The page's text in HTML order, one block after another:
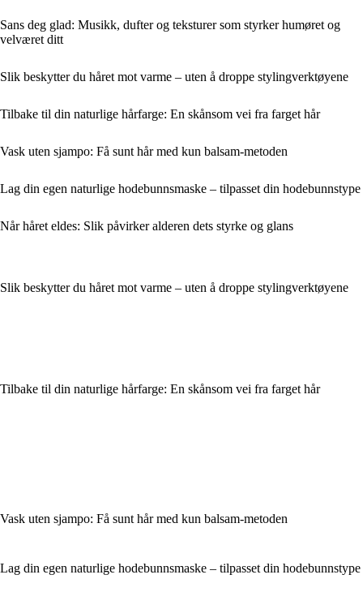
Sans deg glad: Musikk, dufter og teksturer som styrker humøret og
velværet ditt
Slik beskytter du håret mot varme – uten å droppe stylingverktøyene
Tilbake til din naturlige hårfarge: En skånsom vei fra farget hår
Vask uten sjampo: Få sunt hår med kun balsam-metoden
Lag din egen naturlige hodebunnsmaske – tilpasset din hodebunnstype
Når håret eldes: Slik påvirker alderen dets styrke og glans
Slik beskytter du håret mot varme – uten å droppe stylingverktøyene
Tilbake til din naturlige hårfarge: En skånsom vei fra farget hår
Vask uten sjampo: Få sunt hår med kun balsam-metoden
Lag din egen naturlige hodebunnsmaske – tilpasset din hodebunnstype